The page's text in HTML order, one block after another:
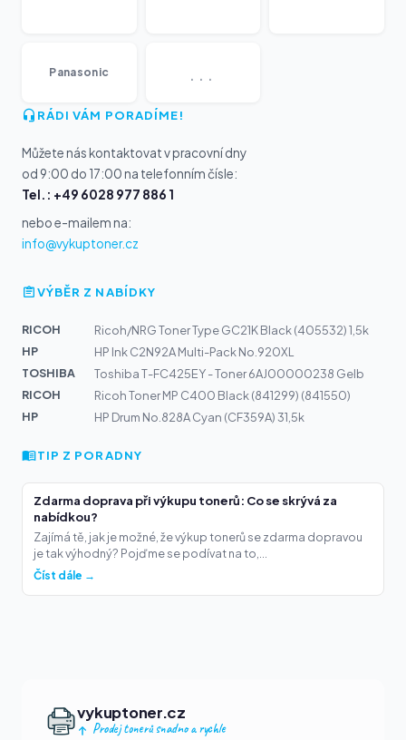
Panasonic ...
RÁDI VÁM PORADÍME!
Můžete nás kontaktovat v pracovní dny
od 9:00 do 17:00 na telefonním čísle:
Tel.: +49 6028 977 886 1
nebo e-mailem na:
info@vykuptoner.cz
VÝBĚR Z NABÍDKY
RICOH
Ricoh/NRG Toner Type GC21K Black (405532) 1,5k
HP
HP Ink C2N92A Multi-Pack No.920XL
TOSHIBA
Toshiba T-FC425EY - Toner 6AJ00000238 Gelb
RICOH
Ricoh Toner MP C400 Black (841299) (841550)
HP
HP Drum No.828A Cyan (CF359A) 31,5k
TIP Z PORADNY
Zdarma doprava při výkupu tonerů: Co se skrývá za
nabídkou?
Zajímá tě, jak je možné, že výkup tonerů se zdarma dopravou
je tak výhodný? Pojďme se podívat na to,...
Číst dále →
vykuptoner.cz
Prodej tonerů snadno a rychle